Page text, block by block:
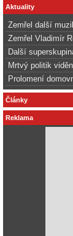
Aktuality
Zemřel další
Zemřel Vladimír
Další
Mrtvý politik
Prolomení
Články
Reklama